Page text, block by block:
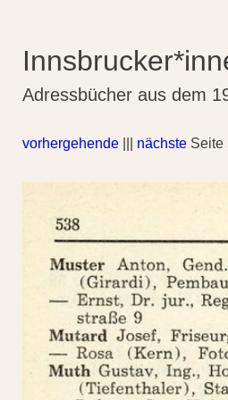
Adressbücher aus dem
vorhergehende nächste Seite